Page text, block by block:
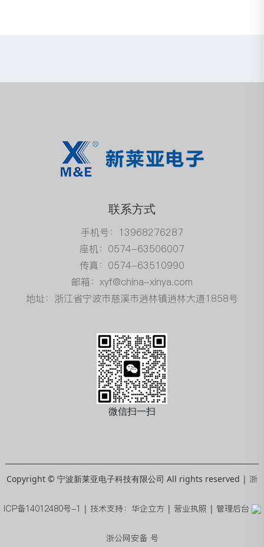
联系方式
手机号：13968276287
座机：0574-63506007
传真：0574-63510990
邮箱：xyf@china-xinya.com
地址：浙江省宁波市慈溪市逍林镇逍林大道1858号
微信扫一扫
Copyright © 宁波新莱亚电子科技有限公司 All rights reserved | 浙
ICP备14012480号-1 | 技术支持：华企立方 | 营业执照 | 管理后台
浙公网安备 号